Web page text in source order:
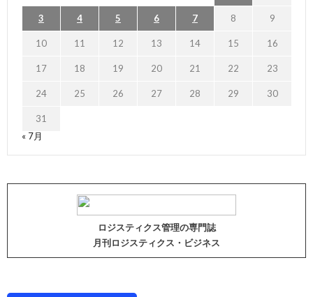
3 4 5 6 7 8 9
10 11 12 13 14 15 16
17 18 19 20 21 22 23
24 25 26 27 28 29 30
31
« 7月
ロジスティクス管理の専門誌
月刊ロジスティクス・ビジネス